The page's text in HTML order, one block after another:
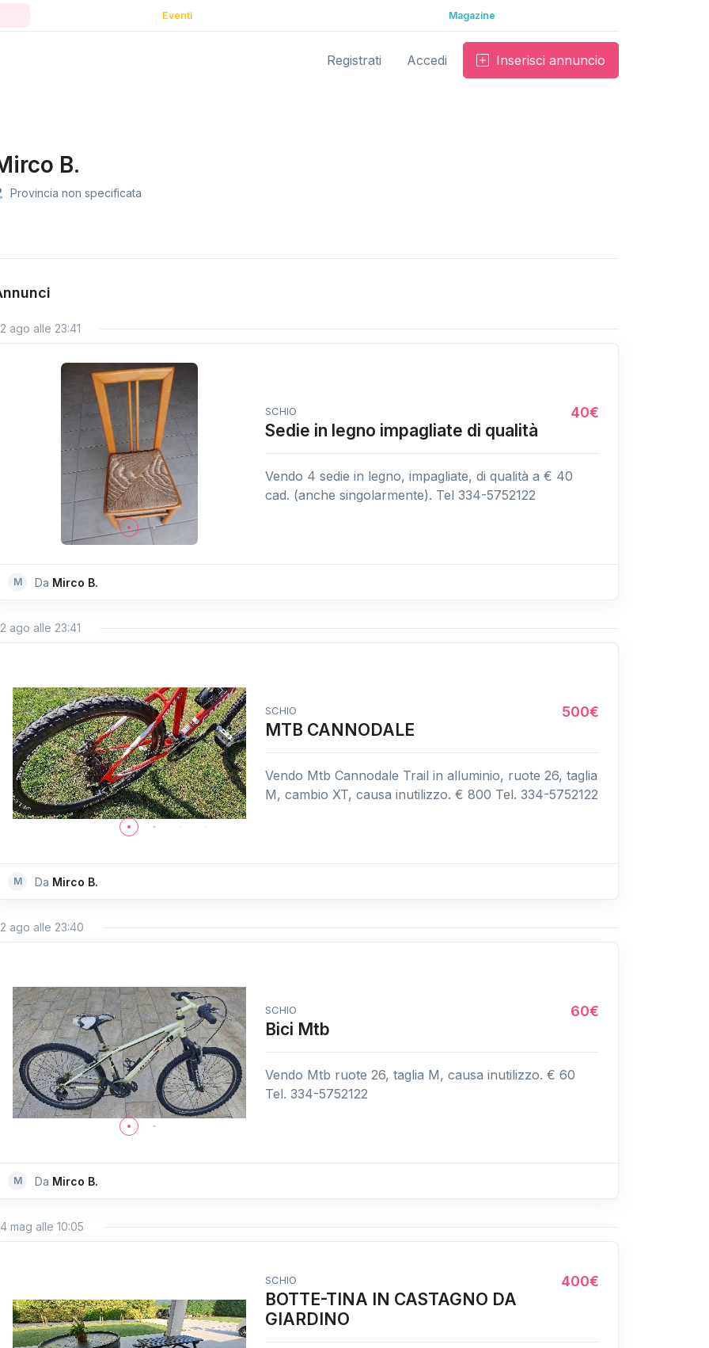
Eventi Magazine
Registrati Accedi Inserisci annuncio
B.
Provincia non specificata
ago alle 23:41
SCHIO 40€
Sedie in legno impagliate di qualità
Vendo 4 sedie in legno, impagliate, di qualità a € 40
cad. (anche singolarmente). Tel 334-5752122
M Da Mirco B.
ago alle 23:41
SCHIO 500€
MTB CANNODALE
Vendo Mtb Cannodale Trail in alluminio, ruote 26, taglia
M, cambio XT, causa inutilizzo. € 800 Tel. 334-5752122
M Da Mirco B.
ago alle 23:40
SCHIO 60€
Bici Mtb
Vendo Mtb ruote 26, taglia M, causa inutilizzo. € 60
Tel. 334-5752122
M Da Mirco B.
mag alle 10:05
SCHIO 400€
BOTTE-TINA IN CASTAGNO DA
GIARDINO